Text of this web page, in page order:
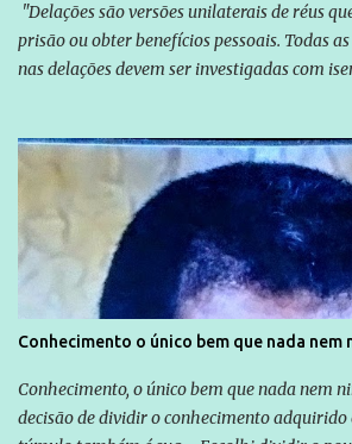
"Delações são versões unilaterais de réus
prisão ou obter benefícios pessoais. Todas
nas delações devem ser investigadas com
Globo manteve com o Grupo Odebrecht,
Emílio Odebrecht. Lula sempre atuou para
exterior, e não para promover determinadas
empresários" Assina a nota o advogado
Conhecimento o único bem que nada nem
Conhecimento, o único bem que nada nem
decisão de dividir o conhecimento adquirido